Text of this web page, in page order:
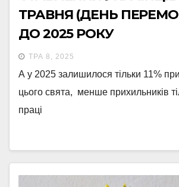
ТРАВНЯ (ДЕНЬ
ДО 2025 РОКУ
ТРА 8, 2025
А у 2025 залишилося тільки 11%
цього свята, менше прихильників
праці